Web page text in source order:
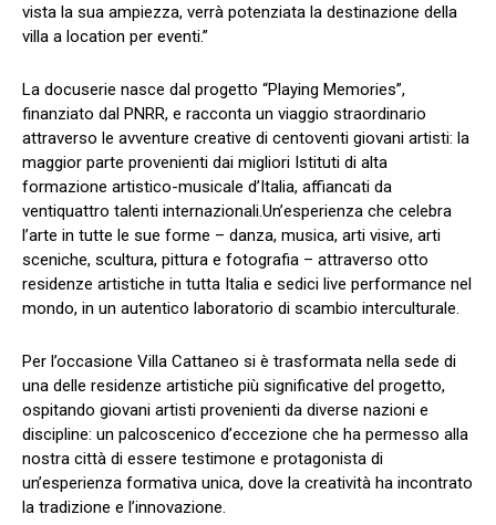
vista la sua ampiezza, verrà potenziata la destinazione della
villa a location per eventi.”
La docuserie nasce dal progetto “Playing Memories”,
finanziato dal PNRR, e racconta un viaggio straordinario
attraverso le avventure creative di centoventi giovani artisti: la
maggior parte provenienti dai migliori Istituti di alta
formazione artistico-musicale d’Italia, affiancati da
ventiquattro talenti internazionali.Un’esperienza che celebra
l’arte in tutte le sue forme – danza, musica, arti visive, arti
sceniche, scultura, pittura e fotografia – attraverso otto
residenze artistiche in tutta Italia e sedici live performance nel
mondo, in un autentico laboratorio di scambio interculturale.
Per l’occasione Villa Cattaneo si è trasformata nella sede di
una delle residenze artistiche più significative del progetto,
ospitando giovani artisti provenienti da diverse nazioni e
discipline: un palcoscenico d’eccezione che ha permesso alla
nostra città di essere testimone e protagonista di
un’esperienza formativa unica, dove la creatività ha incontrato
la tradizione e l’innovazione.